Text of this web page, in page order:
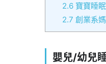
2.6寶寶睡
2.7 創業系
嬰兒/幼兒